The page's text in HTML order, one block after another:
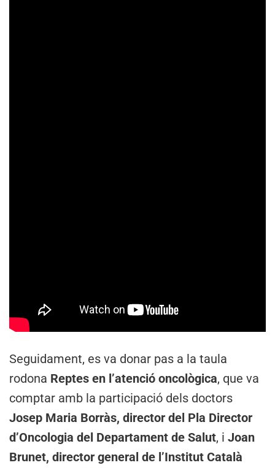
Seguidament, es va donar pas a la taula
rodona Reptes en l’atenció oncològica, que va
comptar amb la participació dels doctors
Josep Maria Borràs, director del Pla Director
d’Oncologia del Departament de Salut, i Joan
Brunet, director general de l’Institut Català